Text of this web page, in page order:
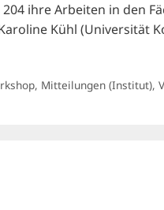
ihre Arbeiten in den
Kühl (Universität
, Mitteilungen (Institut),